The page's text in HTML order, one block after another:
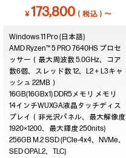
定！台数限定で最短6営業日納品
可能 （0120-830-130）
￥173,800 （税込）～
Windows 11 Pro (日本語)
AMD Ryzen™ 5 PRO 7640HS プロセ
ッサー（最大周波数 5.0GHz、コア
数6個、スレッド数 12、L2＋L3キャ
ッシュ 22MB）
16GB(16GBx1) DDR5メモリ
14インチWUXGA液晶タッチディス
プレイ（非光沢パネル、最大解像度
1920×1200、最大輝度 250nits)
256GB M.2 SSD (PCIe-4x4、NVMe、
SED OPAL2、TLC)